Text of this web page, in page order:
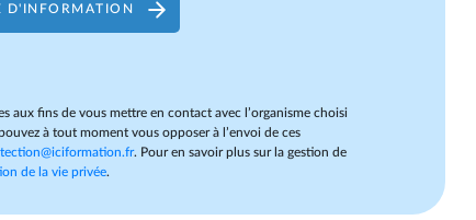
D'INFORMATION
aux fins de vous mettre en contact avec l’organisme choisi
à tout moment vous opposer à l’envoi de ces
. Pour en savoir plus sur la gestion de
de la vie privée.